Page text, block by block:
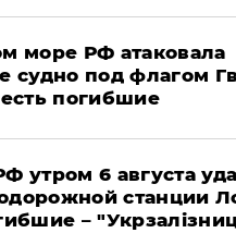
море РФ атаковала
судно под флагом
погибшие
утром 6 августа
станции
–